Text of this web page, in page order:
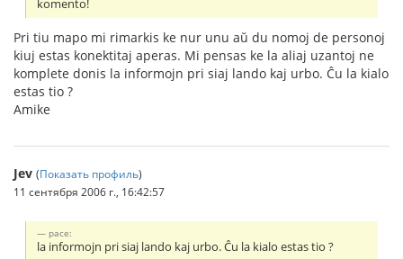
komento!
Pri tiu mapo mi rimarkis ke nur unu aŭ du nomoj de personoj
kiuj estas konektitaj aperas. Mi pensas ke la aliaj uzantoj ne
komplete donis la informojn pri siaj lando kaj urbo. Ĉu la kialo
estas tio ?
Amike
Jev (Показать профиль)
11 сентября 2006 г., 16:42:57
pace:
la informojn pri siaj lando kaj urbo. Ĉu la kialo estas tio ?